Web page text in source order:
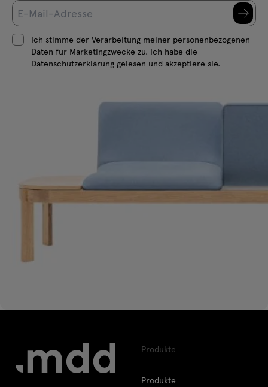
Ich stimme der Verarbeitung meiner personenbezogenen
Daten für Marketingzwecke zu. Ich habe die
Datenschutzerklärung gelesen und akzeptiere sie.
Produkte
Produkte